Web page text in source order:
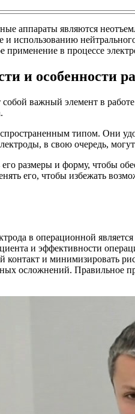
аппараты являются
использованию
в процессе
и особенности
важный элемент в
типом. Они
в свою очередь,
размеры и форму, чтобы
его, чтобы избежать
в операционной
и эффективности
и минимизировать
осложнений. Правильное